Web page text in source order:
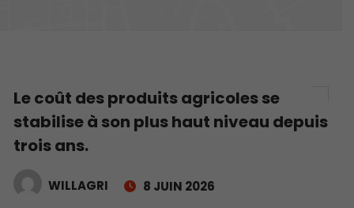
Le coût des produits agricoles se
stabilise à son plus haut niveau depuis
trois ans.
WILLAGRI 8 JUIN 2026